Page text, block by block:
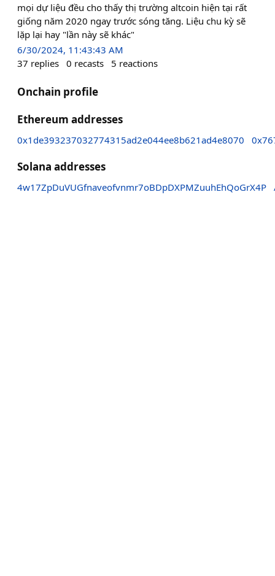
mọi dự liệu đều cho thấy thị trường altcoin hiện tại rất
giống năm 2020 ngay trước sóng tăng. Liệu chu kỳ sẽ
lặp lại hay "lần này sẽ khác"
6/30/2024, 11:43:43 AM
37 replies 0 recasts 5 reactions
Onchain profile
Ethereum addresses
0x1de393237032774315ad2e044ee8b621ad4e8070
Solana addresses
4w17ZpDuVUGfnaveofvnmr7oBDpDXPMZuuhEhQoGrX4P